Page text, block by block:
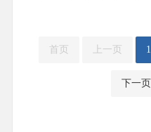
首页 上一页 1
下一页